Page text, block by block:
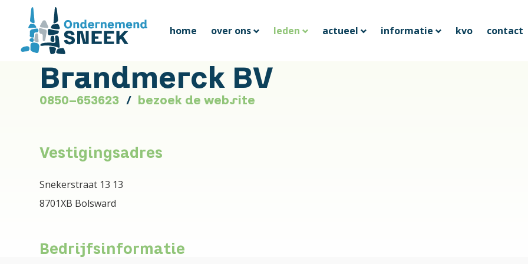
home over ons leden actueel informatie kvo contact
Brandmerck BV
0850-653623 bezoek de website
Vestigingsadres
Snekerstraat 13 13
8701XB Bolsward
Bedrijfsinformatie